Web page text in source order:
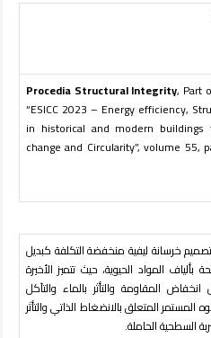
Procedia Structural Integrity, Part
“ESICC 2023 – Energy efficiency,
in historical and modern buildings
change and Circularity”, volume 55,
خرسانة ليفية منخفضة التكلفة كبديل
بألياف المواد الحيوية، حيث تتميز الأخيرة
المقاومة والتأثر بالماء والتآكل
المستمر المتعلق بالانضغاط الذاتي والتأثر
السطحية الحاملة.